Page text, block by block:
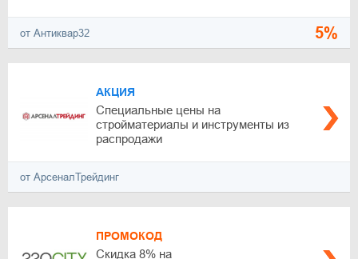
от Антиквар32 5%
АКЦИЯ
Специальные цены на
стройматериалы и инструменты из
распродажи
от АрсеналТрейдинг
ПРОМОКОД
Скидка 8% на